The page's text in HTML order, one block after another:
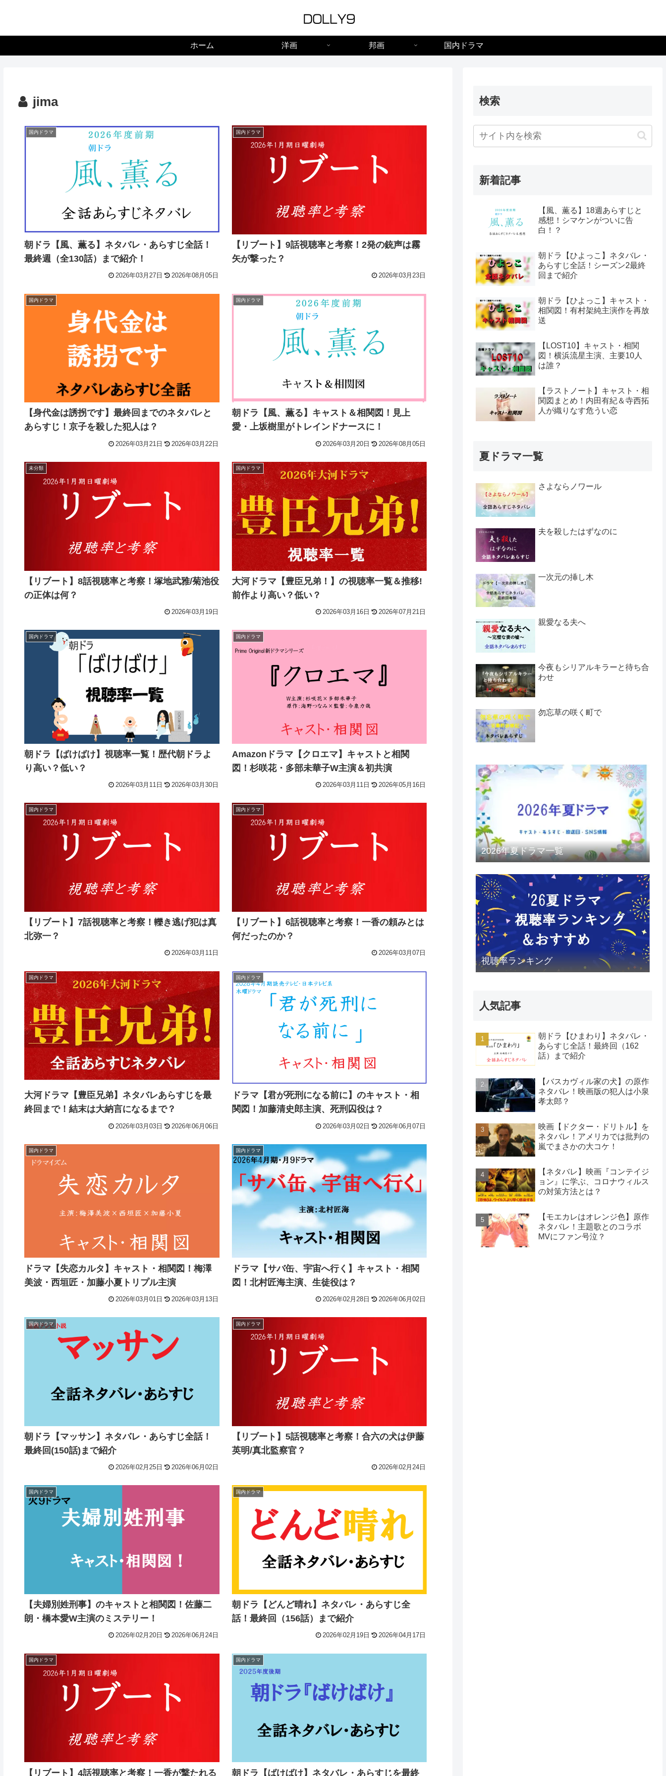
ホーム 洋画 邦画 国内ドラマ
jima
国内ドラマ
朝ドラ【風、薫る】ネタバレ・あらすじ全話！
最終週（全130話）まで紹介！
2026年03月27日 2026年08月05日
国内ドラマ
【リブート】9話視聴率と考察！2発の銃声は霧
矢が撃った？
2026年03月23日
国内ドラマ
【身代金は誘拐です】最終回までのネタバレと
あらすじ！京子を殺した犯人は？
2026年03月21日 2026年03月22日
国内ドラマ
朝ドラ【風、薫る】キャスト＆相関図！見上
愛・上坂樹里がトレインドナースに！
2026年03月20日 2026年08月05日
未分類
【リブート】8話視聴率と考察！塚地武雅/菊池役
の正体は何？
2026年03月19日
国内ドラマ
大河ドラマ【豊臣兄弟！】の視聴率一覧＆推移!
前作より高い？低い？
2026年03月16日 2026年07月21日
国内ドラマ
朝ドラ【ばけばけ】視聴率一覧！歴代朝ドラよ
り高い？低い？
2026年03月11日 2026年03月30日
国内ドラマ
Amazonドラマ【クロエマ】キャストと相関
図！杉咲花・多部未華子W主演＆初共演
2026年03月11日 2026年05月16日
国内ドラマ
【リブート】7話視聴率と考察！轢き逃げ犯は真
北弥一？
2026年03月11日
国内ドラマ
【リブート】6話視聴率と考察！一香の頼みとは
何だったのか？
2026年03月07日
国内ドラマ
大河ドラマ【豊臣兄弟】ネタバレあらすじを最
終回まで！結末は大納言になるまで？
2026年03月03日 2026年06月06日
国内ドラマ
ドラマ【君が死刑になる前に】のキャスト・相
関図！加藤清史郎主演、死刑囚役は？
2026年03月02日 2026年06月07日
国内ドラマ
ドラマ【失恋カルタ】キャスト・相関図！梅澤
美波・西垣匠・加藤小夏トリプル主演
2026年03月01日 2026年03月13日
国内ドラマ
ドラマ【サバ缶、宇宙へ行く】キャスト・相関
図！北村匠海主演、生徒役は？
2026年02月28日 2026年06月02日
国内ドラマ
朝ドラ【マッサン】ネタバレ・あらすじ全話！
最終回(150話)まで紹介
2026年02月25日 2026年06月02日
国内ドラマ
【リブート】5話視聴率と考察！合六の犬は伊藤
英明/真北監察官？
2026年02月24日
国内ドラマ
【夫婦別姓刑事】のキャストと相関図！佐藤二
朗・橋本愛W主演のミステリー！
2026年02月20日 2026年06月24日
国内ドラマ
朝ドラ【どんど晴れ】ネタバレ・あらすじ全
話！最終回（156話）まで紹介
2026年02月19日 2026年04月17日
国内ドラマ
【リブート】4話視聴率と考察！一香が撃たれる
国内ドラマ
朝ドラ【ばけばけ】ネタバレ・あらすじを最終
検索
新着記事
【風、薫る】18週あらすじと
感想！シマケンがついに告
白！？
朝ドラ【ひよっこ】ネタバレ・
あらすじ全話！シーズン2最終
回まで紹介
朝ドラ【ひよっこ】キャスト・
相関図！有村架純主演作を再放
送
【LOST10】キャスト・相関
図！横浜流星主演、主要10人
は誰？
【ラストノート】キャスト・相
関図まとめ！内田有紀＆寺西拓
人が織りなす危うい恋
夏ドラマ一覧
さよならノワール
夫を殺したはずなのに
一次元の挿し木
親愛なる夫へ
今夜もシリアルキラーと待ち合
わせ
勿忘草の咲く町で
2026年夏ドラマ一覧
視聴率ランキング
人気記事
朝ドラ【ひまわり】ネタバレ・
あらすじ全話！最終回（162
話）まで紹介
【バスカヴィル家の犬】の原作
ネタバレ！映画版の犯人は小泉
孝太郎？
映画【ドクター・ドリトル】を
ネタバレ！アメリカでは批判の
嵐でまさかの大コケ！
【ネタバレ】映画『コンテイジ
ョン』に学ぶ、コロナウィルス
の対策方法とは？
【モエカレはオレンジ色】原作
ネタバレ！主題歌とのコラボ
MVにファン号泣？